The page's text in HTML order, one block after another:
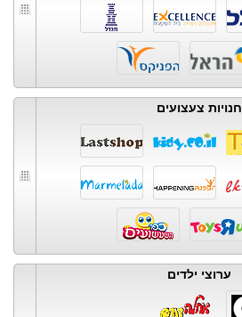
חנויות צעצועים
ערוצי ילדים